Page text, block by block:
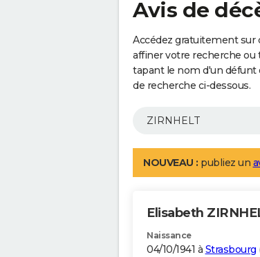
Avis de
Accédez gratuitement sur
affiner votre recherche ou
tapant le nom d'un défunt
de recherche ci-dessous.
NOUVEAU : publiez un
Elisabeth
Naissance
04/10/1941 à Strasbourg